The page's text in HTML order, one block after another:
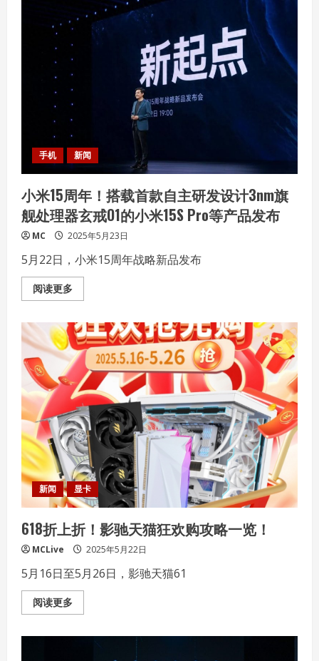
型
“内
卷”
时
引
爆
球
存
需
求
手机 新闻
小米15周年！搭载首款自主研发设计3nm旗
舰处理器玄戒O1的小米15S Pro等产品发布
MC 2025年5月23日
5月22日，小米15周年战略新品发布
阅读更多Read
more
米
15
周
年！
搭
载
首
款
自
主
研
发
设
计
3nm
旗
舰
处
理
玄
戒
O1
的
小
米
15S
等
产
发
新闻 显卡
618折上折！影驰天猫狂欢购攻略一览！
MCLive 2025年5月22日
5月16日至5月26日，影驰天猫61
阅读更多Read
more